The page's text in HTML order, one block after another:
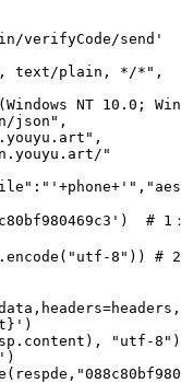
verifyCode/send'
text/plain, */*",
NT 10.0;
json",
"
# 1
8")) #
"utf-